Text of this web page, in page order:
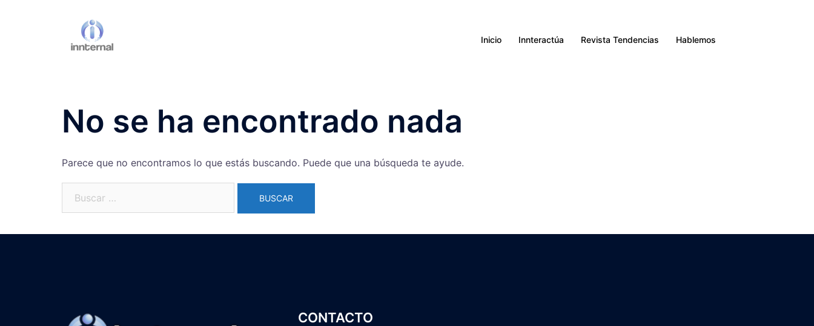
Inicio Innteractúa Revista Tendencias Hablemos
No se ha encontrado nada
Parece que no encontramos lo que estás buscando. Puede que una búsqueda te ayude.
CONTACTO